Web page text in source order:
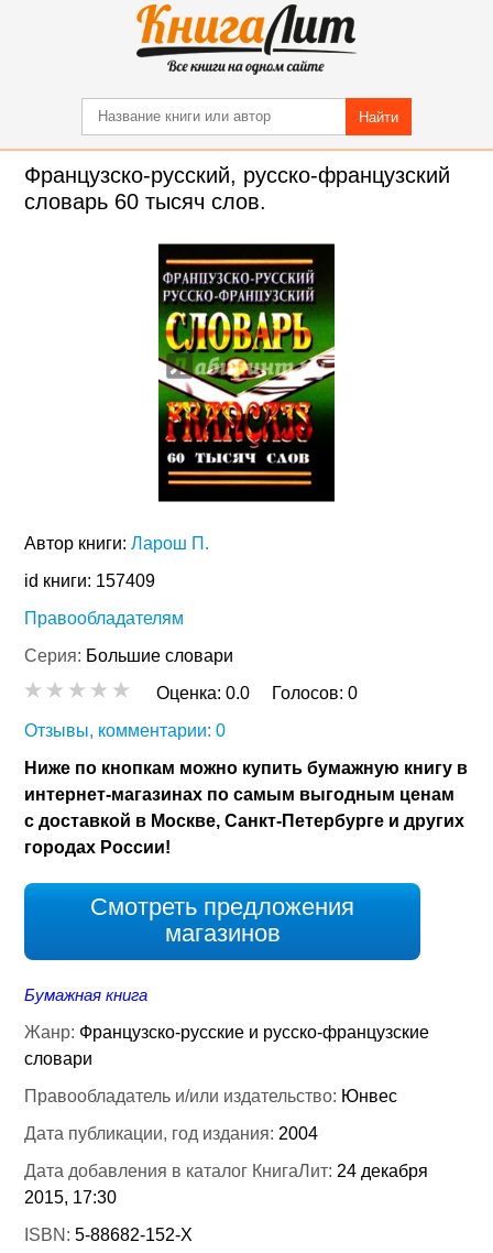
Найти
Французско-русский, русско-французский
словарь 60 тысяч слов.
Автор книги:Ларош П.
id книги: 157409
Правообладателям
Серия: Большие словари
Оценка:0.0 Голосов:0
Отзывы, комментарии: 0
Ниже по кнопкам можно купить бумажную книгу в
интернет-магазинах по самым выгодным ценам
с доставкой в Москве, Санкт-Петербурге и других
городах России!
Смотреть предложения
магазинов
Бумажная книга
Жанр: Французско-русские и русско-французские
словари
Правообладатель и/или издательство: Юнвес
Дата публикации, год издания: 2004
Дата добавления в каталог КнигаЛит: 24 декабря
2015, 17:30
ISBN:5-88682-152-Х